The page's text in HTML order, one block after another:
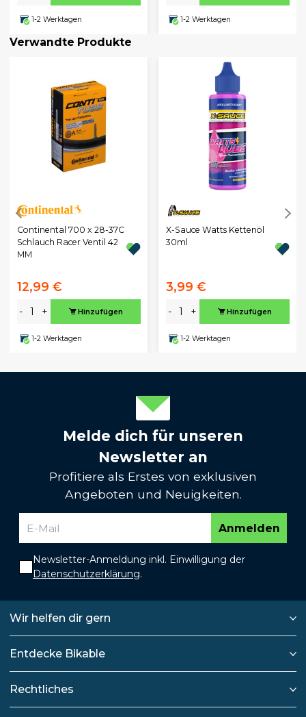
1-2 Werktagen 1-2 Werktagen
Verwandte Produkte
Continental 700 x 28-37C
Schlauch Racer Ventil 42
MM
12,99 €
- + Hinzufügen
1-2 Werktagen
X-Sauce Watts Kettenöl
30ml
3,99 €
- + Hinzufügen
1-2 Werktagen
Melde dich für unseren
Newsletter an
Profitiere als Erstes von exklusiven
Angeboten und Neuigkeiten.
Anmelden
Newsletter-Anmeldung inkl. Einwilligung der
Datenschutzerklärung.
Wir helfen dir gern
Entdecke Bikable
Rechtliches